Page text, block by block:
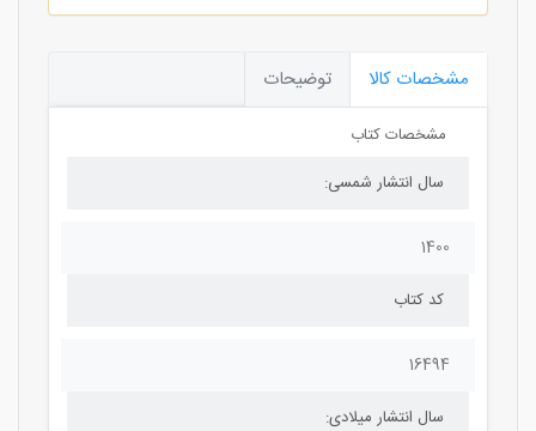
مشخصات کالا توضیحات
مشخصات کتاب
سال انتشار شمسی:
1400
کد کتاب
16494
سال انتشار میلادی: